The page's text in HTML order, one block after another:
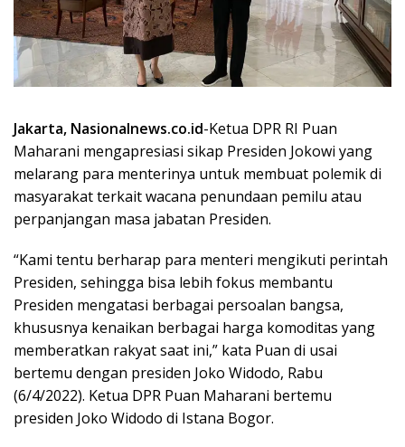
Jakarta, Nasionalnews.co.id-Ketua DPR RI Puan
Maharani mengapresiasi sikap Presiden Jokowi yang
melarang para menterinya untuk membuat polemik di
masyarakat terkait wacana penundaan pemilu atau
perpanjangan masa jabatan Presiden.
“Kami tentu berharap para menteri mengikuti perintah
Presiden, sehingga bisa lebih fokus membantu
Presiden mengatasi berbagai persoalan bangsa,
khususnya kenaikan berbagai harga komoditas yang
memberatkan rakyat saat ini,” kata Puan di usai
bertemu dengan presiden Joko Widodo, Rabu
(6/4/2022). Ketua DPR Puan Maharani bertemu
presiden Joko Widodo di Istana Bogor.